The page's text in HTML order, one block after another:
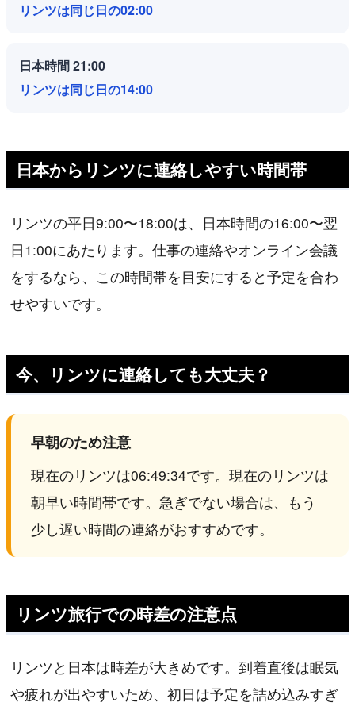
リンツは同じ日の02:00
日本時間 21:00
リンツは同じ日の14:00
日本からリンツに連絡しやすい時間帯
リンツの平日9:00〜18:00は、日本時間の16:00〜翌
日1:00にあたります。仕事の連絡やオンライン会議
をするなら、この時間帯を目安にすると予定を合わ
せやすいです。
今、リンツに連絡しても大丈夫？
早朝のため注意
現在のリンツは06:49:34です。現在のリンツは
朝早い時間帯です。急ぎでない場合は、もう
少し遅い時間の連絡がおすすめです。
リンツ旅行での時差の注意点
リンツと日本は時差が大きめです。到着直後は眠気
や疲れが出やすいため、初日は予定を詰め込みすぎ